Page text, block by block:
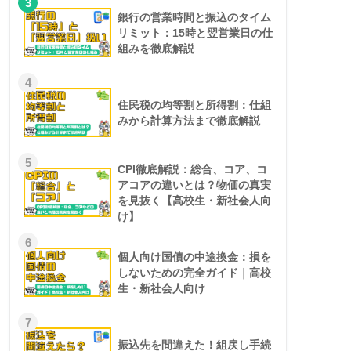
3
銀行の営業時間と振込のタイム
リミット：15時と翌営業日の仕
組みを徹底解説
4
住民税の均等割と所得割：仕組
みから計算方法まで徹底解説
5
CPI徹底解説：総合、コア、コ
アコアの違いとは？物価の真実
を見抜く【高校生・新社会人向
け】
6
個人向け国債の中途換金：損を
しないための完全ガイド｜高校
生・新社会人向け
7
振込先を間違えた！組戻し手続